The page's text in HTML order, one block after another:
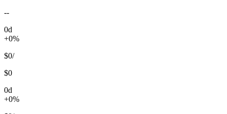
--
0d
+0%
$0/
$0
0d
+0%